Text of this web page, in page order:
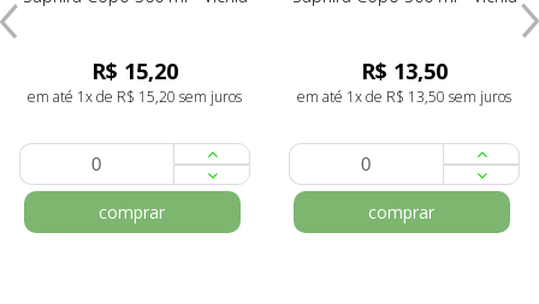
R$ 15,20
em até 1x de R$ 15,20 sem juros
comprar
R$ 13,50
em até 1x de R$ 13,50 sem juros
comprar